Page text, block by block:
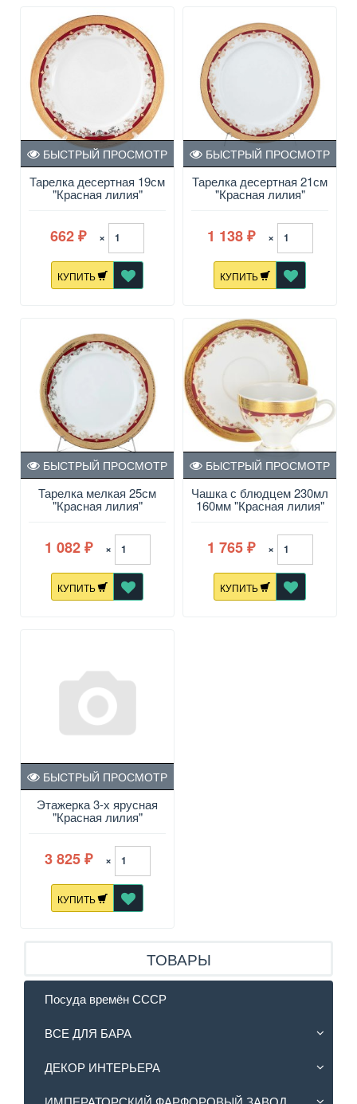
Тарелка десертная 19см
"Красная лилия"
БЫСТРЫЙ ПРОСМОТР
662 ₽ ×
КУПИТЬ
Тарелка десертная 21см
"Красная лилия"
БЫСТРЫЙ ПРОСМОТР
1 138 ₽ ×
КУПИТЬ
Тарелка мелкая 25см
"Красная лилия"
БЫСТРЫЙ ПРОСМОТР
1 082 ₽ ×
КУПИТЬ
Чашка с блюдцем 230мл
160мм "Красная лилия"
Кристина
БЫСТРЫЙ ПРОСМОТР
1 765 ₽ ×
КУПИТЬ
Этажерка 3-х ярусная
"Красная лилия"
БЫСТРЫЙ ПРОСМОТР
3 825 ₽ ×
КУПИТЬ
ТОВАРЫ
Посуда времён СССР
ВСЕ ДЛЯ БАРА
ДЕКОР ИНТЕРЬЕРА